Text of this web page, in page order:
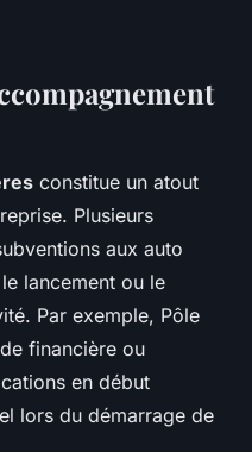
constitue un atout
Plusieurs
aux auto
lancement ou le
Par exemple, Pôle
financière ou
en début
lors du démarrage de